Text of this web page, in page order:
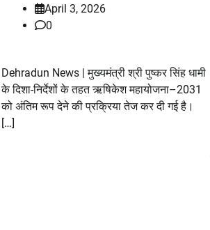
April 3, 2026
0
Dehradun News | मुख्यमंत्री श्री पुष्कर सिंह धामी
के दिशा-निर्देशों के तहत ऋषिकेश महायोजना–2031
को अंतिम रूप देने की प्रक्रिया तेज कर दी गई है।
[…]